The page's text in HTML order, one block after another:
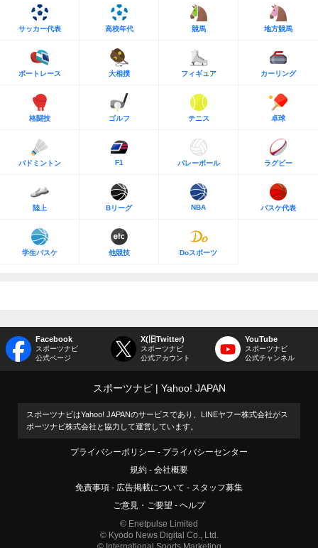
サッカー代表 高校年代 競馬 地方競馬
ボートレース 大相撲 フィギュア カーリング
格闘技 ゴルフ テニス 卓球
バドミントン F1 バレーボール ラグビー
陸上 Bリーグ NBA バスケ代表
学生バスケ 他競技 Doスポーツ
Facebook
スポーツナビ
公式ページ
X(旧Twitter)
スポーツナビ
公式アカウント
YouTube
スポーツナビ
公式チャンネル
スポーツナビ Yahoo! JAPAN
スポーツナビはYahoo! JAPANのサービスであり、LINEヤフー株式会社がス
ポーツナビ株式会社と協力して運営しています。
プライバシーポリシー
プライバシーセンター
規約
会社概要
免責事項
広告掲載について
スタッフ募集
ご意見・ご要望
ヘルプ
© Enetpulse Limited
© Kyodo News Digital Co., Ltd.